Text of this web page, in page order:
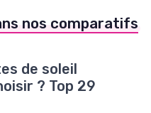
nos comparatifs
de soleil
? Top 29